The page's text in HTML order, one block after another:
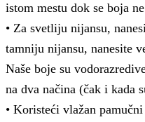
istom mestu dok se boja
• Za svetliju nijansu,
tamniju nijansu, nanesite
Naše boje su
na dva načina (čak i kada
• Koristeći vlažan